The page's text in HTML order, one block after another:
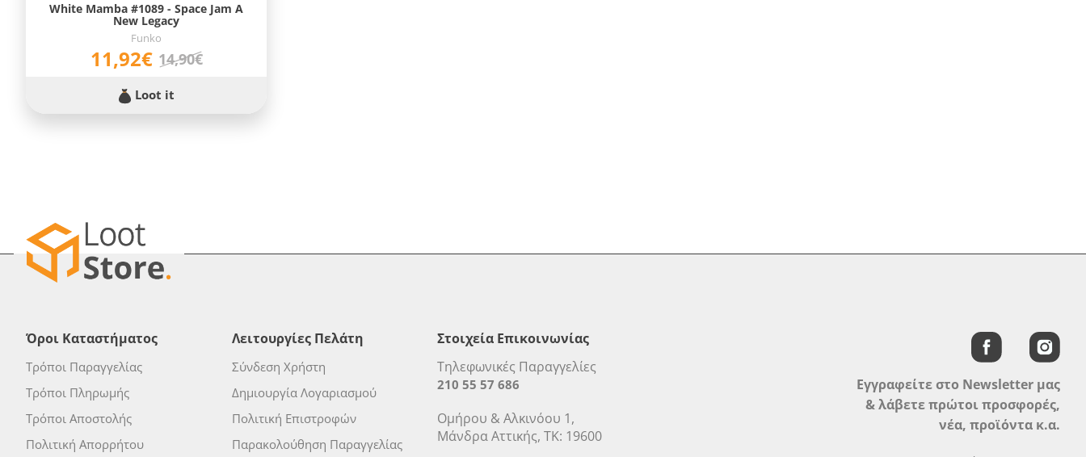
White Mamba #1089 - Space Jam A
New Legacy
Funko
11,92€ 14,90€
Loot it
Όροι Καταστήματος
Τρόποι Παραγγελίας
Τρόποι Πληρωμής
Τρόποι Αποστολής
Πολιτική Απορρήτου
Λειτουργίες Πελάτη
Σύνδεση Χρήστη
Δημιουργία Λογαριασμού
Πολιτική Επιστροφών
Παρακολούθηση Παραγγελίας
Στοιχεία Επικοινωνίας
Τηλεφωνικές Παραγγελίες
210 55 57 686
Ομήρου & Αλκινόου 1,
Μάνδρα Αττικής, ΤΚ: 19600
Εγγραφείτε στο Newsletter μας
& λάβετε πρώτοι προσφορές,
νέα, προϊόντα κ.α.